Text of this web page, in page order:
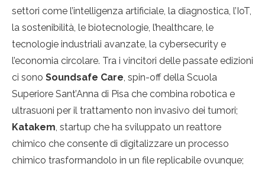
settori come l’intelligenza artificiale, la diagnostica, l’IoT,
la sostenibilità, le biotecnologie, l’healthcare, le
tecnologie industriali avanzate, la cybersecurity e
l’economia circolare. Tra i vincitori delle passate edizioni
ci sono Soundsafe Care , spin-off della Scuola
Superiore Sant’Anna di Pisa che combina robotica e
ultrasuoni per il trattamento non invasivo dei tumori;
Katakem , startup che ha sviluppato un reattore
chimico che consente di digitalizzare un processo
chimico trasformandolo in un file replicabile ovunque;